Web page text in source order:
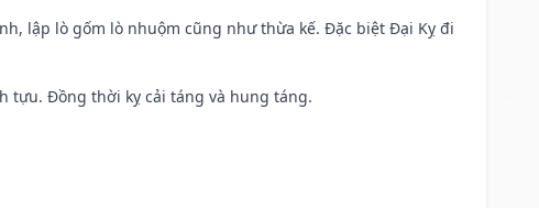
lập lò gốm lò nhuộm cũng như thừa kế. Đặc biệt Đại Kỵ đi
tựu. Đồng thời kỵ cải táng và hung táng.